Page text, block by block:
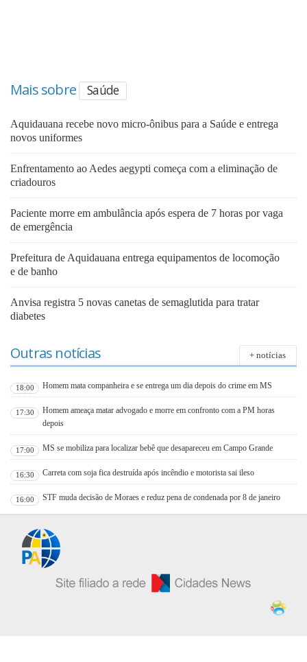
Mais sobre Saúde
Aquidauana recebe novo micro-ônibus para a Saúde e entrega
novos uniformes
Enfrentamento ao Aedes aegypti começa com a eliminação de
criadouros
Paciente morre em ambulância após espera de 7 horas por vaga
de emergência
Prefeitura de Aquidauana entrega equipamentos de locomoção
e de banho
Anvisa registra 5 novas canetas de semaglutida para tratar
diabetes
Outras notícias + notícias
18:00 Homem mata companheira e se entrega um dia depois do crime em MS
17:30
Homem ameaça matar advogado e morre em confronto com a PM horas
depois
17:00 MS se mobiliza para localizar bebê que desapareceu em Campo Grande
16:30 Carreta com soja fica destruída após incêndio e motorista sai ileso
16:00 STF muda decisão de Moraes e reduz pena de condenada por 8 de janeiro